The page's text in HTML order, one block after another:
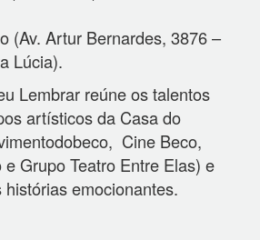
(Av. Artur Bernardes, 3876 –
Lúcia).
Lembrar reúne os talentos
artísticos da Casa do
Cine Beco,
Grupo Teatro Entre Elas) e
emocionantes.